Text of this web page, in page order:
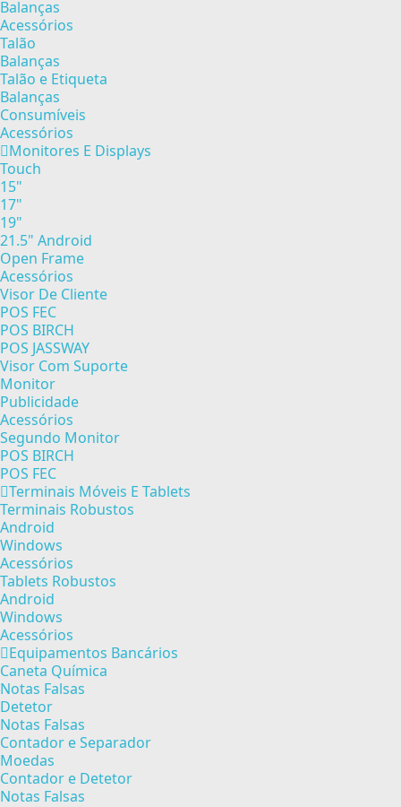
Balanças
Acessórios
Talão
Balanças
Talão e Etiqueta
Balanças
Consumíveis
Acessórios
Monitores E Displays
Touch
15"
17"
19"
21.5" Android
Open Frame
Acessórios
Visor De Cliente
POS FEC
POS BIRCH
POS JASSWAY
Visor Com Suporte
Monitor
Publicidade
Acessórios
Segundo Monitor
POS BIRCH
POS FEC
Terminais Móveis E Tablets
Terminais Robustos
Android
Windows
Acessórios
Tablets Robustos
Android
Windows
Acessórios
Equipamentos Bancários
Caneta Química
Notas Falsas
Detetor
Notas Falsas
Contador e Separador
Moedas
Contador e Detetor
Notas Falsas